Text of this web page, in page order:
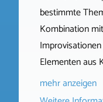
bestimmte
Kombination
Elementen aus
mehr anzeigen